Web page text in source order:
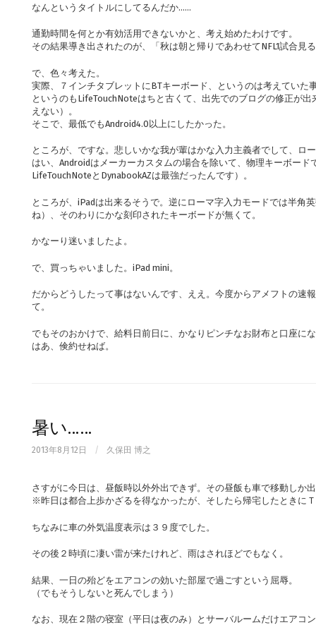
なんというタイトルにしてるんだか……
通勤時間を何とか有効活用できないかと、考え始めたわけです。
その結果導き出されたのが、「秋は朝と帰りであわせてNFL1試合見
で、色々考えた。
実際、７インチタブレットにBTキーボード、というのは考えていた
というのもLifeTouchNoteはちと古くて、出先でのブログの修正が
えない）。
そこで、最低でもAndroid4.0以上にしたかった。
ところが、ですな。悲しいかな我が輩はかな入力主義者でして、ロ
はい、Androidはメーカーカスタムの場合を除いて、物理キーボー
LifeTouchNoteとDynabookAZは最強だったんです）。
ところが、iPadは出来るそうで。逆にローマ字入力モードでは半角
ね）、そのわりにかな刻印されたキーボードが無くて。
かなーり迷いましたよ。
で、買っちゃいました。iPad mini。
だからどうしたって事はないんです、ええ。今度からアメフトの速
て。
でもそのおかけで、給料日前日に、かなりピンチなお財布と口座に
はあ、倹約せねば。
暑い……
2013年8月12日 / 久保田 博之
さすがに今日は、昼飯時以外外出できず。その昼飯も車で移動しか
※昨日は都合上歩かざるを得なかったが、そしたら帰宅したときに
ちなみに車の外気温度表示は３９度でした。
その後２時頃に凄い雷が来たけれど、雨はされほどでもなく。
結果、一日の殆どをエアコンの効いた部屋で過ごすという屈辱。
（でもそうしないと死んでしまう）
なお、現在２階の寝室（平日は夜のみ）とサーバルームだけエアコ